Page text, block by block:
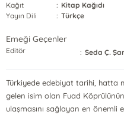
Kağıt
: Kitap Kağıdı
Yayın Dili
: Türkçe
Emeği Geçenler
Editör : Seda Ç.
Türkiyede edebiyat tarihi, hatta
gelen isim olan Fuad
ulaşmasını sağlayan en önemli